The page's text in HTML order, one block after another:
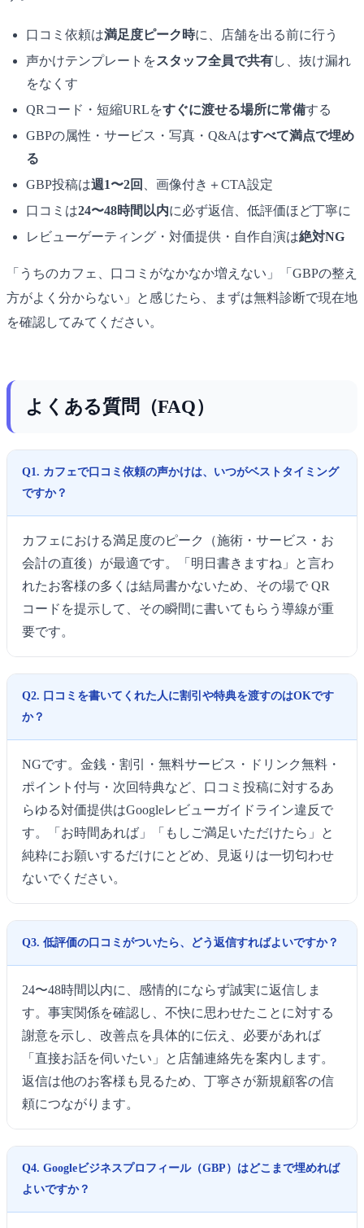
口コミ依頼は満足度ピーク時に、店舗を出る前に行う
声かけテンプレートをスタッフ全員で共有し、抜け漏れ
をなくす
QRコード・短縮URLをすぐに渡せる場所に常備する
GBPの属性・サービス・写真・Q&Aはすべて満点で埋め
る
GBP投稿は週1〜2回
、画像付き＋CTA設定
口コミは24〜48時間以内に必ず返信、低評価ほど丁寧に
レビューゲーティング・対価提供・自作自演は絶対NG
「うちのカフェ、口コミがなかなか増えない」「GBPの整え
方がよく分からない」と感じたら、まずは無料診断で現在地
を確認してみてください。
よくある質問（FAQ）
Q1. カフェで口コミ依頼の声かけは、いつがベストタイミング
ですか？
カフェにおける満足度のピーク（施術・サービス・お
会計の直後）が最適です。「明日書きますね」と言わ
れたお客様の多くは結局書かないため、その場で QR
コードを提示して、その瞬間に書いてもらう導線が重
要です。
Q2. 口コミを書いてくれた人に割引や特典を渡すのはOKです
か？
NGです。金銭・割引・無料サービス・ドリンク無料・
ポイント付与・次回特典など、口コミ投稿に対するあ
らゆる対価提供はGoogleレビューガイドライン違反で
す。「お時間あれば」「もしご満足いただけたら」と
純粋にお願いするだけにとどめ、見返りは一切匂わせ
ないでください。
Q3. 低評価の口コミがついたら、どう返信すればよいですか？
24〜48時間以内に、感情的にならず誠実に返信しま
す。事実関係を確認し、不快に思わせたことに対する
謝意を示し、改善点を具体的に伝え、必要があれば
「直接お話を伺いたい」と店舗連絡先を案内します。
返信は他のお客様も見るため、丁寧さが新規顧客の信
頼につながります。
Q4. Googleビジネスプロフィール（GBP）はどこまで埋めれば
よいですか？